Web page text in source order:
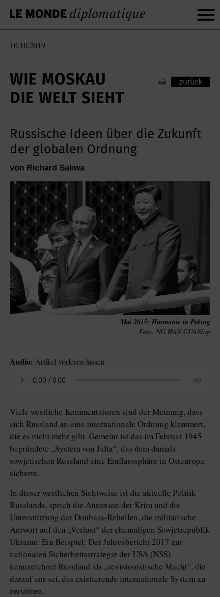
10.10.2019
WIE MOSKAU
DIE WELT SIEHT
zurück
Russische Ideen über die Zukunft
der globalen Ordnung
von Richard Sakwa
Mai 2015: Harmonie in Peking
NG HAN GUAN/ap
Audio: Artikel vorlesen lassen
Viele westliche Kommentatoren sind der Meinung, dass
sich Russland an eine internationale Ordnung klammert,
die es nicht mehr gibt. Gemeint ist das im Februar 1945
begründete „System von Jalta“, das dem damals
sowjetischen Russland eine Einfluss­sphäre in Osteuropa
sicherte.
In dieser westlichen Sichtweise ist die aktuelle Politik
Russlands, sprich die Annexion der Krim und die
Unterstützung der Donbass-Rebellen, die mi­litärische
Antwort auf den „Verlust“ der ehemaligen Sowjetrepublik
Ukraine. Ein Beispiel: Der Jahresbericht 2017 zur
nationalen Sicherheitsstrategie der USA (NSS)
kennzeichnet Russland als „revisionistische Macht“, die
darauf aus sei, das existierende internationale System zu
zerstören.